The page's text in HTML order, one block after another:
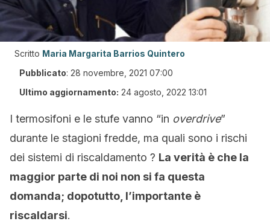
Scritto Maria Margarita Barrios Quintero
Pubblicato: 28 novembre, 2021 07:00
Ultimo aggiornamento: 24 agosto, 2022 13:01
I termosifoni e le stufe vanno “in overdrive”
durante le stagioni fredde, ma quali sono i rischi
dei sistemi di riscaldamento ? La verità è che la
maggior parte di noi non si fa questa
domanda; dopotutto, l’importante è
riscaldarsi.